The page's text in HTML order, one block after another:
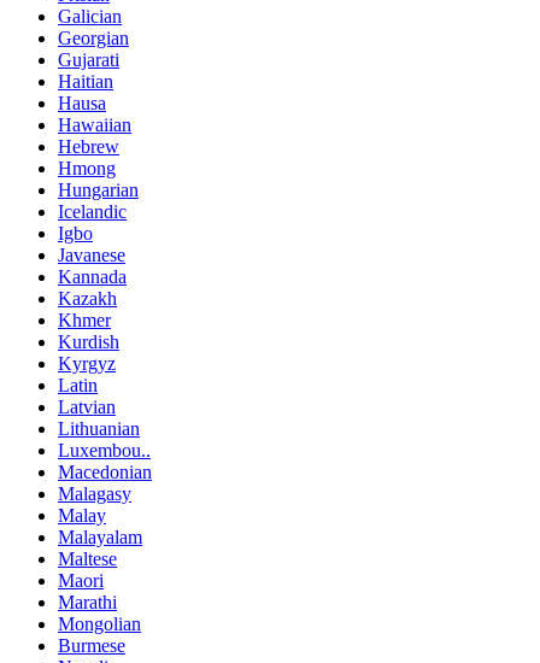
Galician
Georgian
Gujarati
Haitian
Hausa
Hawaiian
Hebrew
Hmong
Hungarian
Icelandic
Igbo
Javanese
Kannada
Kazakh
Khmer
Kurdish
Kyrgyz
Latin
Latvian
Lithuanian
Luxembou..
Macedonian
Malagasy
Malay
Malayalam
Maltese
Maori
Marathi
Mongolian
Burmese